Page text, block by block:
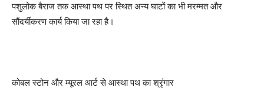
पशुलोक बैराज तक आस्था पथ पर स्थित अन्य घाटों का भी मरम्मत और
सौंदर्यीकरण कार्य किया जा रहा है।
कोबल स्टोन और म्यूरल आर्ट से आस्था पथ का श्रृंगार